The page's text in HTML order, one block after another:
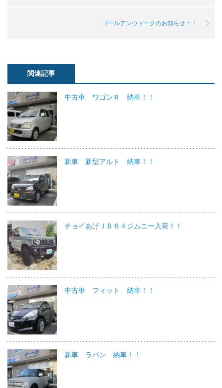
ゴールデンウィークのお知らせ！！
関連記事
中古車 ワゴンＲ 納車！！
新車 新型アルト 納車！！
チョイあげＪＢ６４ジムニー入荷！！
中古車 フィット 納車！！
新車 ラパン 納車！！